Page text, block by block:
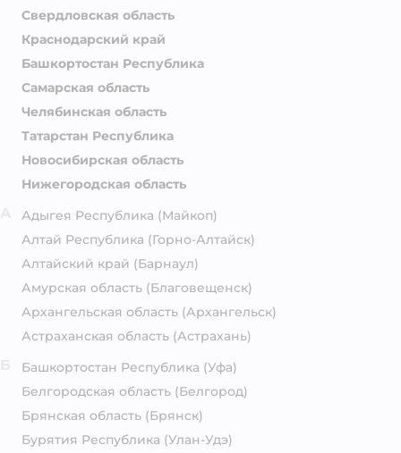
Свердловская область
Краснодарский край
Башкортостан Республика
Самарская область
Челябинская область
Татарстан Республика
Новосибирская область
Нижегородская область
Адыгея Республика (Майкоп)
Алтай Республика (Горно-Алтайск)
Алтайский край (Барнаул)
Амурская область (Благовещенск)
Архангельская область (Архангельск)
Астраханская область (Астрахань)
Башкортостан Республика (Уфа)
Белгородская область (Белгород)
Брянская область (Брянск)
Бурятия Республика (Улан-Удэ)